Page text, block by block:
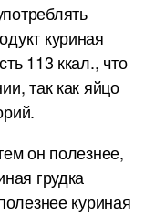
куриная
113 ккал., что
так как яйцо
он полезнее,
грудка
куриная